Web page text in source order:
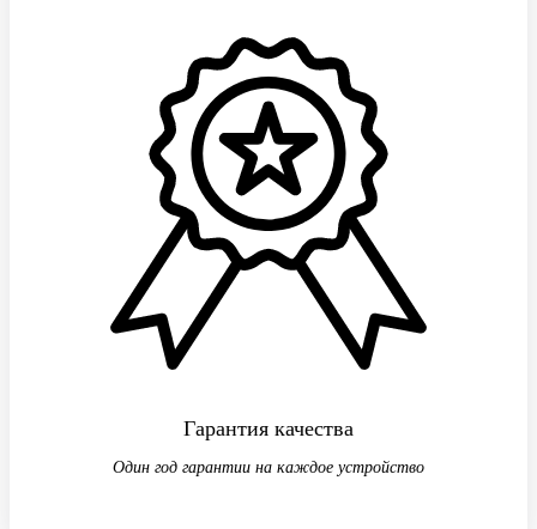
Гарантия качества
Один год гарантии на каждое устройство